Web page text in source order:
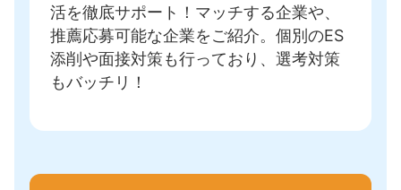
活を徹底サポート！ マッチする企業や、
推薦応募可能な企業をご紹介。個別のES
添削や面接対策も行っており、選考対策
もバッチリ！